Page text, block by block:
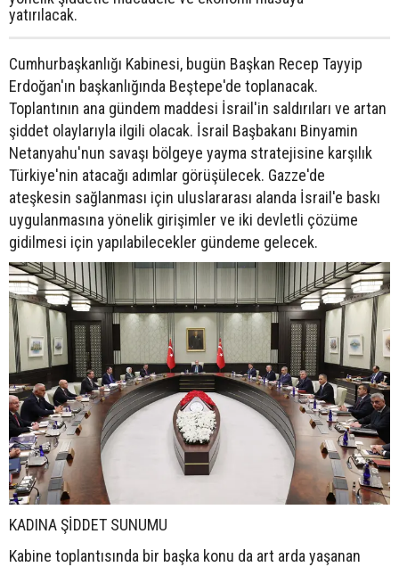
yatırılacak.
Cumhurbaşkanlığı Kabinesi, bugün Başkan Recep Tayyip
Erdoğan'ın başkanlığında Beştepe'de toplanacak.
Toplantının ana gündem maddesi İsrail'in saldırıları ve artan
şiddet olaylarıyla ilgili olacak. İsrail Başbakanı Binyamin
Netanyahu'nun savaşı bölgeye yayma stratejisine karşılık
Türkiye'nin atacağı adımlar görüşülecek. Gazze'de
ateşkesin sağlanması için uluslararası alanda İsrail'e baskı
uygulanmasına yönelik girişimler ve iki devletli çözüme
gidilmesi için yapılabilecekler gündeme gelecek.
KADINA ŞİDDET SUNUMU
Kabine toplantısında bir başka konu da art arda yaşanan